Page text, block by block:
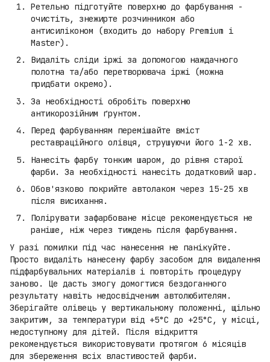
Ретельно підготуйте поверхню до фарбування -
очистіть, знежирте розчинником або
антисиліконом (входить до набору Premium і
Master).
Видаліть сліди іржі за допомогою наждачного
полотна та/або перетворювача іржі (можна
придбати окремо).
За необхідності обробіть поверхню
антикорозійним ґрунтом.
Перед фарбуванням перемішайте вміст
реставраційного олівця, струшуючи його 1-2 хв.
Нанесіть фарбу тонким шаром, до рівня старої
фарби. За необхідності нанесіть додатковий шар.
Обов'язково покрийте автолаком через 15-25 хв
після висихання.
Полірувати зафарбоване місце рекомендується не
раніше, ніж через тиждень після фарбування.
У разі помилки під час нанесення не панікуйте.
Просто видаліть нанесену фарбу засобом для видалення
підфарбувальних матеріалів і повторіть процедуру
заново. Це дасть змогу домогтися бездоганного
результату навіть недосвідченим автолюбителям.
Зберігайте олівець у вертикальному положенні, щільно
закритим, за температури від +5°C до +25°C, у місці,
недоступному для дітей. Після відкриття
рекомендується використовувати протягом 6 місяців
для збереження всіх властивостей фарби.